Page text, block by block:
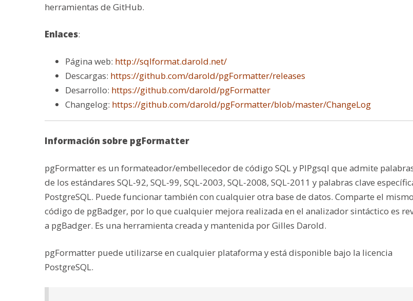
herramientas de GitHub.
Enlaces:
Página web: http://sqlformat.darold.net/
Descargas: https://github.com/darold/pgFormatter/releases
Desarrollo: https://github.com/darold/pgFormatter
Changelog: https://github.com/darold/pgFormatter/blob/master/ChangeLog
Información sobre pgFormatter
pgFormatter es un formateador/embellecedor de código SQL y PlPgsql que admite
de los estándares SQL-92, SQL-99, SQL-2003, SQL-2008, SQL-2011 y palabras clave
PostgreSQL. Puede funcionar también con cualquier otra base de datos. Comparte el mismo
código de pgBadger, por lo que cualquier mejora realizada en el analizador sintáctico es
a pgBadger. Es una herramienta creada y mantenida por Gilles Darold.
pgFormatter puede utilizarse en cualquier plataforma y está disponible bajo la licencia
PostgreSQL.